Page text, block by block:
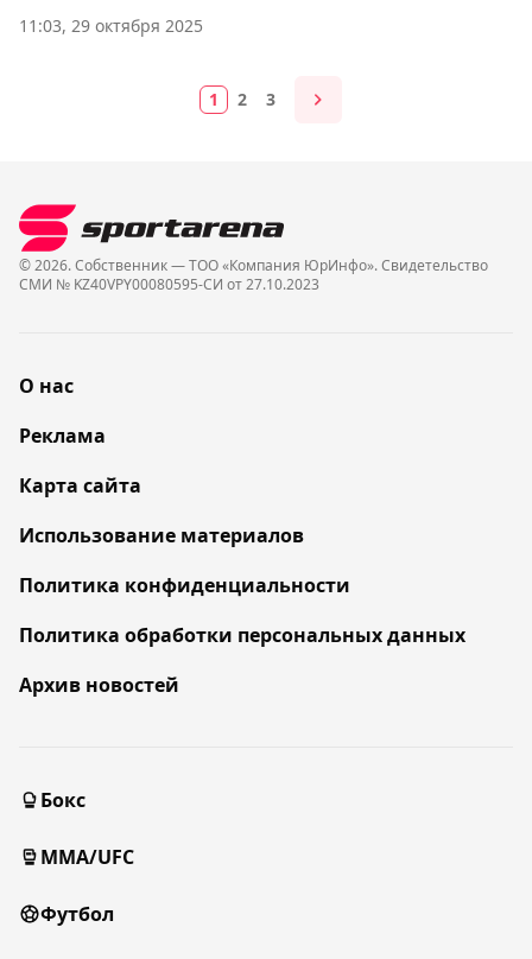
11:03, 29 октября 2025
1 2 3
© 2026. Собственник — ТОО «Компания ЮрИнфо». Cвидетельство
СМИ № KZ40VPY00080595-СИ от 27.10.2023
О нас
Реклама
Карта сайта
Использование материалов
Политика конфиденциальности
Политика обработки персональных данных
Архив новостей
Бокс
MMA/UFC
Футбол